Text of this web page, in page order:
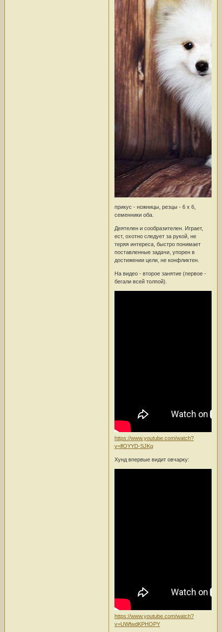
прикус - ножницы, резцы - 6 х 6,
семенники оба.
Деятелен и сообразителен. Играет,
ест, охотно следует за рукой, не
теряя интереса, быстро понимает
поставленные задачи, упорен в
достижении цели, не конфликтен.
На видео - второе занятие (первое -
бегали всей толпой).
https://www.youtube.com/watch?
v=lfOYYD-SJKg
Хунд впервые видит овчарку:
https://www.youtube.com/watch?
v=UWfwdKPHOPY